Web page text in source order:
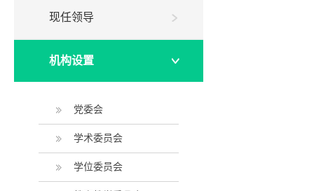
现任领导
机构设置
党委会
学术委员会
学位委员会